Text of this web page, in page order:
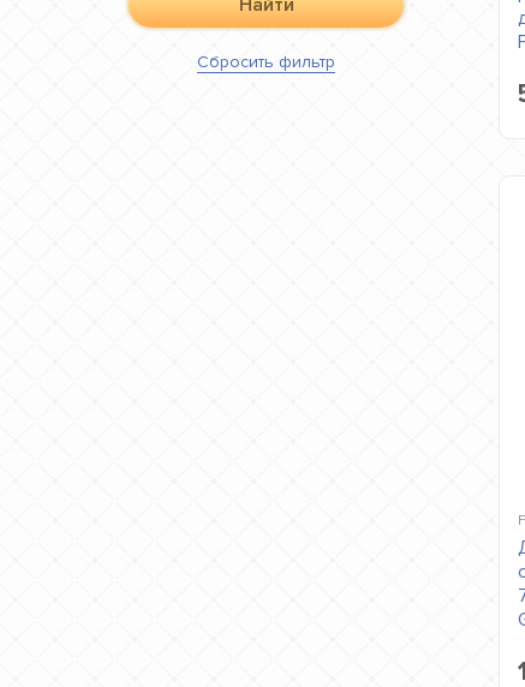
Найти
Сбросить фильтр